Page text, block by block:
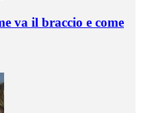
va il braccio e come